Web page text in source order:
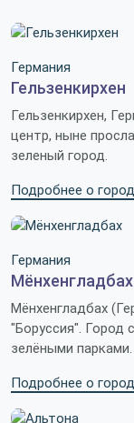
Германия
Гельзенкирхен
Гельзенкирхен,
центр, ныне
зеленый город.
Подробнее о
Германия
Мёнхенгладбах
Мёнхенгладбах
"Боруссия". Город
зелёными парками.
Подробнее о